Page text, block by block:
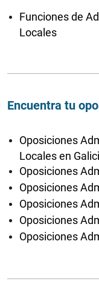
Funciones de
Locales
Encuentra tu
Oposiciones
Locales en
Oposiciones
Oposiciones
Oposiciones
Oposiciones
Oposiciones